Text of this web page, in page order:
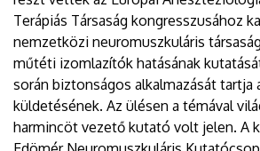
Terápiás Társaság kongresszusához
nemzetközi neuromuszkuláris
műtéti izomlazítók hatásának
során biztonságos alkalmazását tartja
küldetésének. Az ülésen a témával
harmincöt vezető kutató volt jelen. A